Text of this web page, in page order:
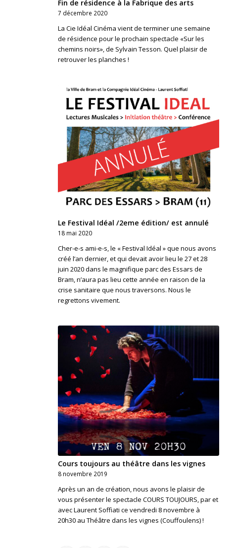
Fin de résidence à la Fabrique des arts
7 décembre 2020
La Cie Idéal Cinéma vient de terminer une semaine
de résidence pour le prochain spectacle «Sur les
chemins noirs», de Sylvain Tesson. Quel plaisir de
retrouver les planches !
Le Festival Idéal /2eme édition/ est annulé
18 mai 2020
Cher-e-s ami-e-s, le « Festival Idéal » que nous avons
créé l’an dernier, et qui devait avoir lieu le 27 et 28
juin 2020 dans le magnifique parc des Essars de
Bram, n’aura pas lieu cette année en raison de la
crise sanitaire que nous traversons. Nous le
regrettons vivement.
Cours toujours au théâtre dans les vignes
8 novembre 2019
Après un an de création, nous avons le plaisir de
vous présenter le spectacle COURS TOUJOURS, par et
avec Laurent Soffiati ce vendredi 8 novembre à
20h30 au Théâtre dans les vignes (Couffoulens) !